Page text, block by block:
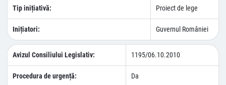
Tip inițiativă: Proiect de lege
Inițiatori: Guvernul României
Avizul Consiliului Legislativ: 1195/06.10.2010
Procedura de urgență: Da